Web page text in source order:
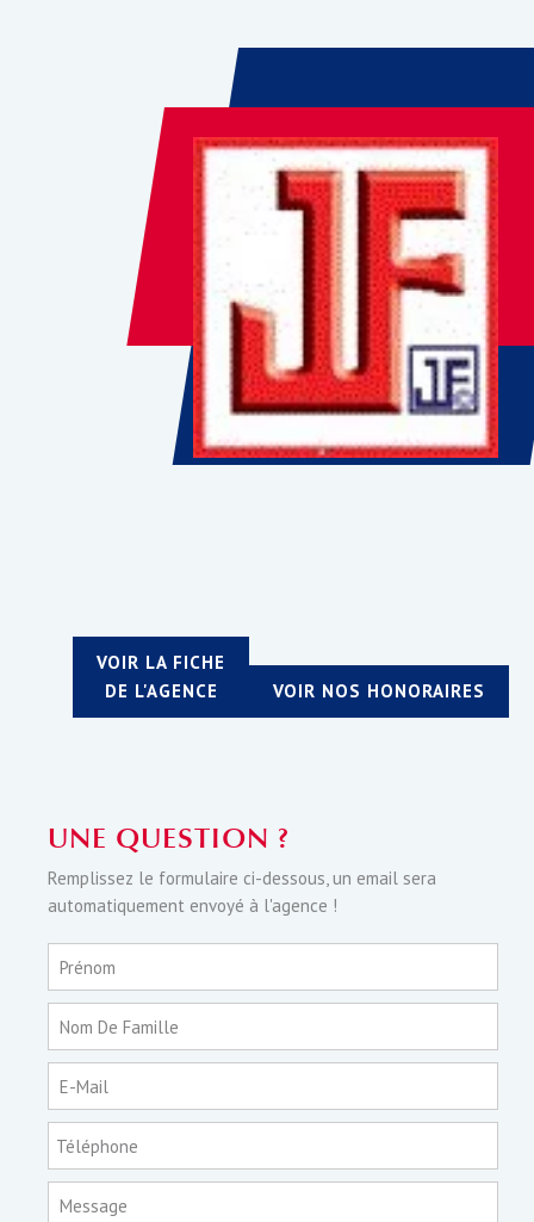
VOIR LA FICHE
DE L'AGENCE
VOIR NOS HONORAIRES
UNE QUESTION ?
Remplissez le formulaire ci-dessous, un email sera
automatiquement envoyé à l'agence !
Prénom
Nom De Famille
E-Mail
Téléphone
Message